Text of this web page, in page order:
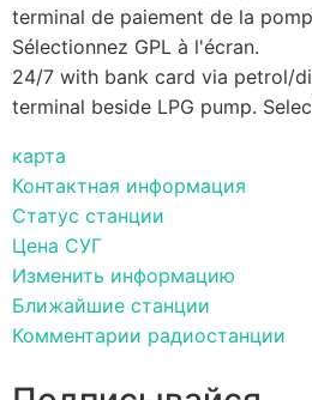
terminal de paiement de la
Sélectionnez GPL à l'écran.
24/7 with bank card via petrol/
terminal beside LPG pump.
карта
Контактная информация
Статус станции
Цена СУГ
Изменить информацию
Ближайшие станции
Комментарии радиостанции